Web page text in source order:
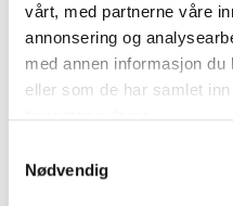
vårt, med partnerne våre
annonsering og
med annen informasjon
eller som de har samlet
Nødvendig
arbeidet med å utvikle
det første i sitt slag i Norge.
-Å jobbe med 'helende
tenke slik rundt denne